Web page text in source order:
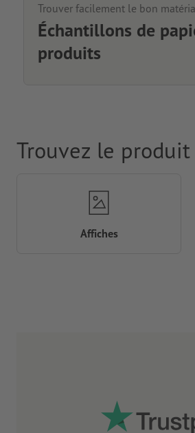
Trouver facilement le bon
Échantillons de
produits
Trouvez le
Affiches